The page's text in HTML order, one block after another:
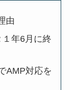
由
年6月に終
AMP対応を